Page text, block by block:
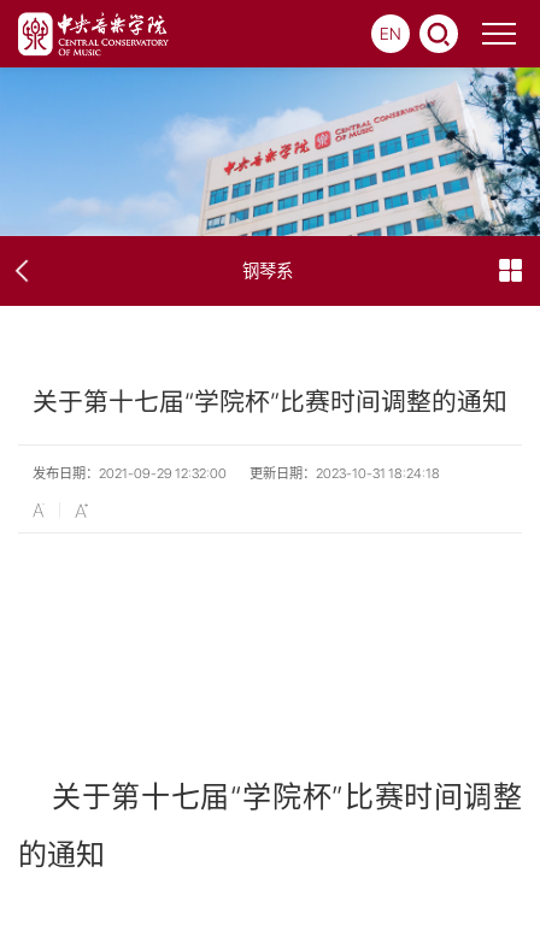
EN
钢琴系
关于第十七届“学院杯”比赛时间调整的通知
发布日期：2021-09-29 12:32:00 更新日期：2023-10-31 18:24:18
关于第十七届“学院杯”比赛时间调整
的通知